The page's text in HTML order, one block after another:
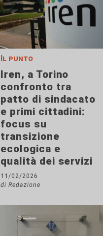
Il punto
Iren, a Torino
confronto tra
patto di sindacato
e primi cittadini:
focus su
transizione
ecologica e
qualità dei servizi
11/02/2026
di Redazione